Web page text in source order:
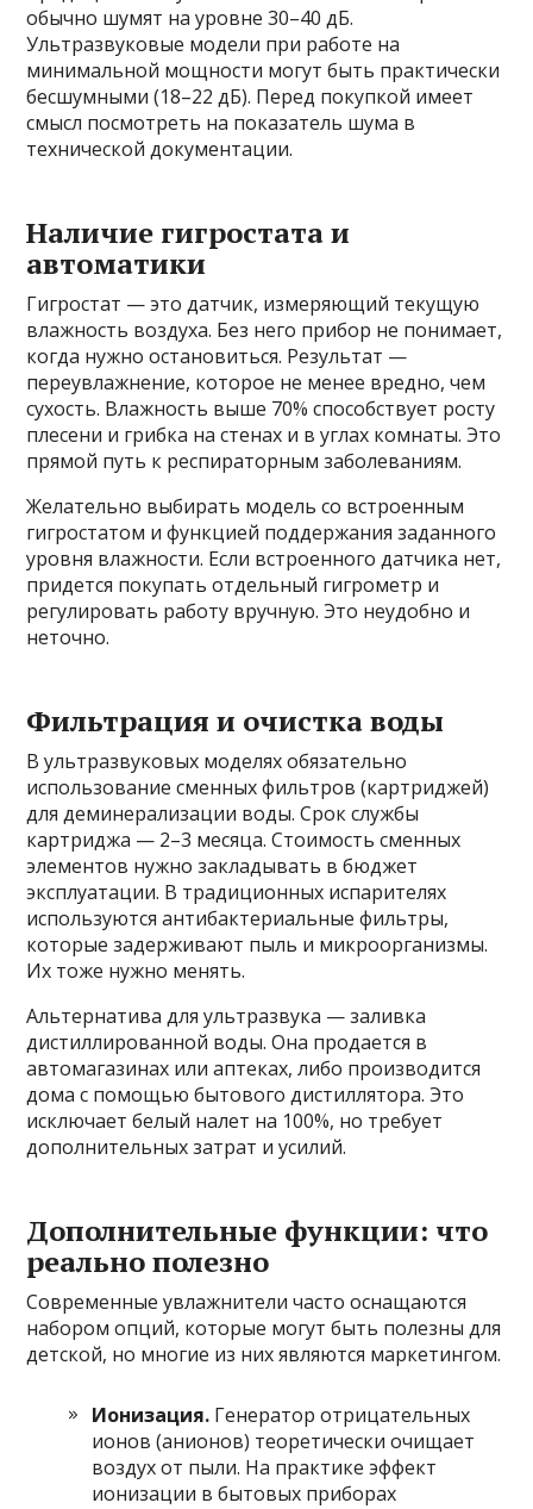
обычно шумят на уровне 30–40 дБ.
Ультразвуковые модели при работе на
минимальной мощности могут быть практически
бесшумными (18–22 дБ). Перед покупкой имеет
смысл посмотреть на показатель шума в
технической документации.
Наличие гигростата и
автоматики
Гигростат — это датчик, измеряющий текущую
влажность воздуха. Без него прибор не понимает,
когда нужно остановиться. Результат —
переувлажнение, которое не менее вредно, чем
сухость. Влажность выше 70% способствует росту
плесени и грибка на стенах и в углах комнаты. Это
прямой путь к респираторным заболеваниям.
Желательно выбирать модель со встроенным
гигростатом и функцией поддержания заданного
уровня влажности. Если встроенного датчика нет,
придется покупать отдельный гигрометр и
регулировать работу вручную. Это неудобно и
неточно.
Фильтрация и очистка воды
В ультразвуковых моделях обязательно
использование сменных фильтров (картриджей)
для деминерализации воды. Срок службы
картриджа — 2–3 месяца. Стоимость сменных
элементов нужно закладывать в бюджет
эксплуатации. В традиционных испарителях
используются антибактериальные фильтры,
которые задерживают пыль и микроорганизмы.
Их тоже нужно менять.
Альтернатива для ультразвука — заливка
дистиллированной воды. Она продается в
автомагазинах или аптеках, либо производится
дома с помощью бытового дистиллятора. Это
исключает белый налет на 100%, но требует
дополнительных затрат и усилий.
Дополнительные функции: что
реально полезно
Современные увлажнители часто оснащаются
набором опций, которые могут быть полезны для
детской, но многие из них являются маркетингом.
Ионизация. Генератор отрицательных
ионов (анионов) теоретически очищает
воздух от пыли. На практике эффект
ионизации в бытовых приборах